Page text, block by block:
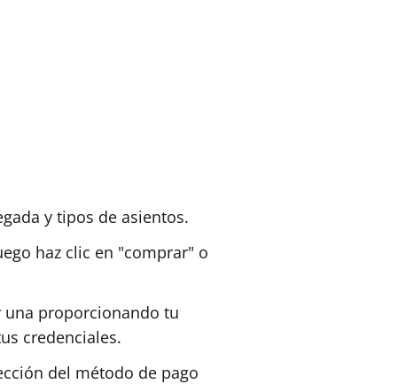
y tipos de asientos.
haz clic en "comprar" o
una proporcionando tu
credenciales.
del método de pago